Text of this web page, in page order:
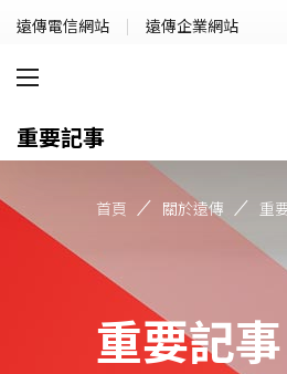
遠傳電信網站 遠傳企業網站
重要記事
首頁 關於遠傳 重
重要記事